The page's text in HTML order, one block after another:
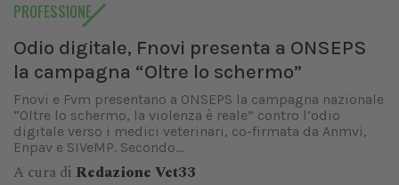
PROFESSIONE
Odio digitale, Fnovi presenta a ONSEPS
la campagna “Oltre lo schermo”
Fnovi e Fvm presentano a ONSEPS la campagna nazionale
“Oltre lo schermo, la violenza è reale” contro l’odio
digitale verso i medici veterinari, co-firmata da Anmvi,
Enpav e SIVeMP. Secondo...
A cura di Redazione Vet33